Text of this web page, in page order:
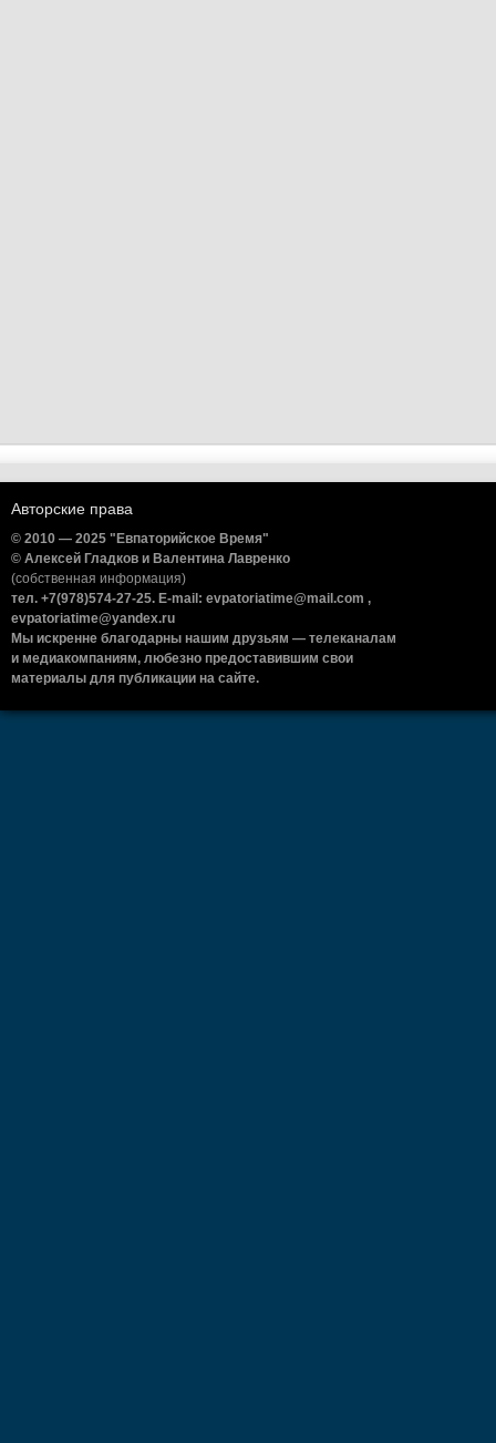
Авторские права
© 2010 — 2025 "Евпаторийское Время"
© Алексей Гладков и Валентина Лавренко
(собственная информация)
тел. +7(978)574-27-25. E-mail: evpatoriatime@mail.com ,
evpatoriatime@yandex.ru
Мы искренне благодарны нашим друзьям — телеканалам
и медиакомпаниям, любезно предоставившим свои
материалы для публикации на сайте.